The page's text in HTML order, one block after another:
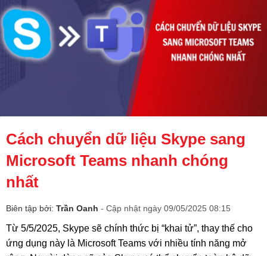
Cách chuyển dữ liệu Skype sang
Microsoft Teams nhanh chóng
nhất
Biên tập bởi: Trần Oanh - Cập nhật ngày 09/05/2025 08:15
Từ 5/5/2025, Skype sẽ chính thức bị “khai tử”, thay thế cho
ứng dụng này là Microsoft Teams với nhiều tính năng mở